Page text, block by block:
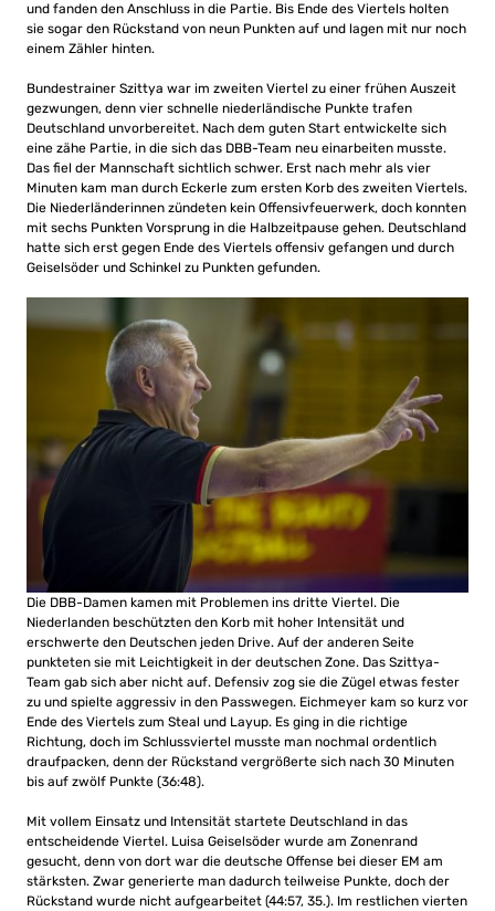
und fanden den Anschluss in die Partie. Bis Ende des Viertels holten
sie sogar den Rückstand von neun Punkten auf und lagen mit nur noch
einem Zähler hinten.
Bundestrainer Szittya war im zweiten Viertel zu einer frühen Auszeit
gezwungen, denn vier schnelle niederländische Punkte trafen
Deutschland unvorbereitet. Nach dem guten Start entwickelte sich
eine zähe Partie, in die sich das DBB-Team neu einarbeiten musste.
Das fiel der Mannschaft sichtlich schwer. Erst nach mehr als vier
Minuten kam man durch Eckerle zum ersten Korb des zweiten Viertels.
Die Niederländerinnen zündeten kein Offensivfeuerwerk, doch konnten
mit sechs Punkten Vorsprung in die Halbzeitpause gehen. Deutschland
hatte sich erst gegen Ende des Viertels offensiv gefangen und durch
Geiselsöder und Schinkel zu Punkten gefunden.
Die DBB-Damen kamen mit Problemen ins dritte Viertel. Die
Niederlanden beschützten den Korb mit hoher Intensität und
erschwerte den Deutschen jeden Drive. Auf der anderen Seite
punkteten sie mit Leichtigkeit in der deutschen Zone. Das Szittya-
Team gab sich aber nicht auf. Defensiv zog sie die Zügel etwas fester
zu und spielte aggressiv in den Passwegen. Eichmeyer kam so kurz vor
Ende des Viertels zum Steal und Layup. Es ging in die richtige
Richtung, doch im Schlussviertel musste man nochmal ordentlich
draufpacken, denn der Rückstand vergrößerte sich nach 30 Minuten
bis auf zwölf Punkte (36:48).
Mit vollem Einsatz und Intensität startete Deutschland in das
entscheidende Viertel. Luisa Geiselsöder wurde am Zonenrand
gesucht, denn von dort war die deutsche Offense bei dieser EM am
stärksten. Zwar generierte man dadurch teilweise Punkte, doch der
Rückstand wurde nicht aufgearbeitet (44:57, 35.). Im restlichen vierten